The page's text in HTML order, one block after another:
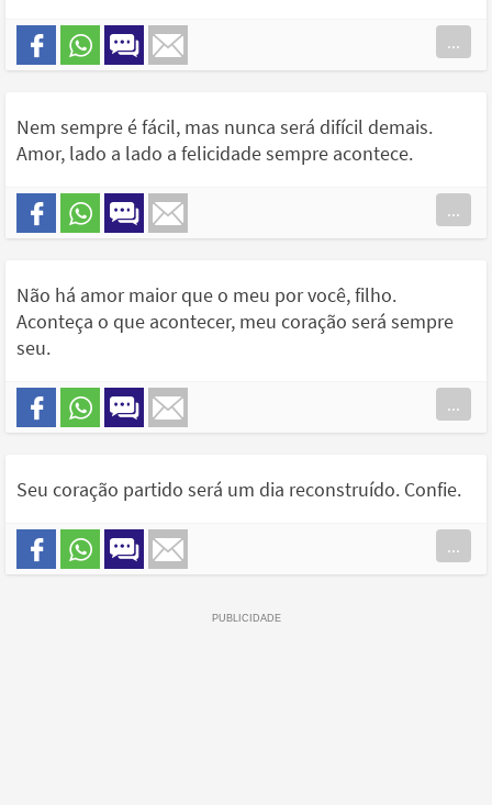
...
Nem sempre é fácil, mas nunca será difícil demais.
Amor, lado a lado a felicidade sempre acontece.
...
Não há amor maior que o meu por você, filho.
Aconteça o que acontecer, meu coração será sempre
seu.
...
Seu coração partido será um dia reconstruído. Confie.
...